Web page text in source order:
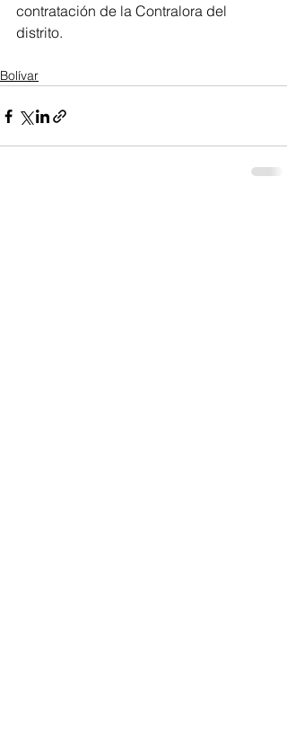
contratación de la Contralora del
distrito.
Bolívar